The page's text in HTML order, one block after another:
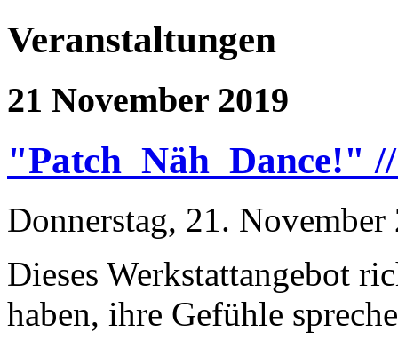
Veranstaltungen
21 November 2019
"Patch_Näh_Dance!"
Donnerstag, 21.
Dieses Werkstattangebot
haben, ihre Gefühle